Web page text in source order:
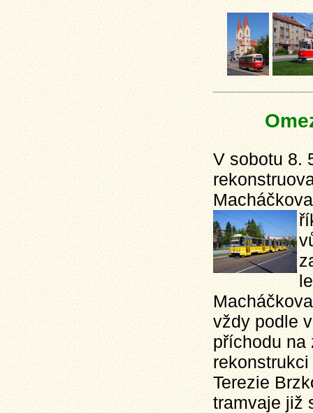
V sobotu 8.
vždy podle
příchodu na
Terezie
tramvaje již